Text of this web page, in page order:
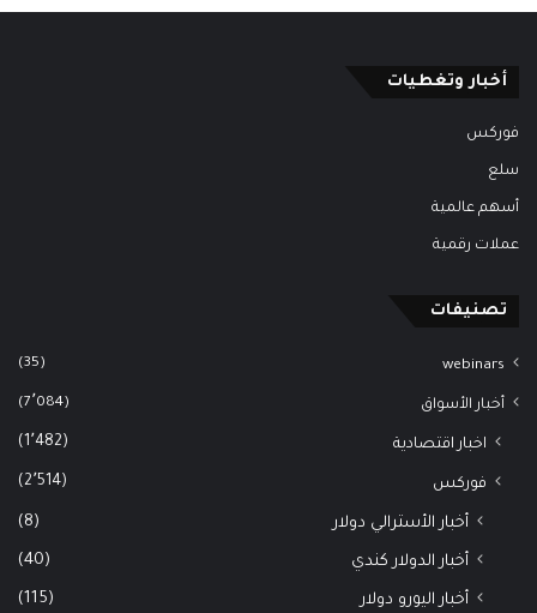
أخبار وتغطيات
فوركس
سلع
أسهم عالمية
عملات رقمية
تصنيفات
webinars
(35)
أخبار الأسواق (7٬084)
اخبار اقتصادية (1٬482)
فوركس (2٬514)
أخبار الأسترالي دولار (8)
أخبار الدولار كندي (40)
أخبار اليورو دولار (115)